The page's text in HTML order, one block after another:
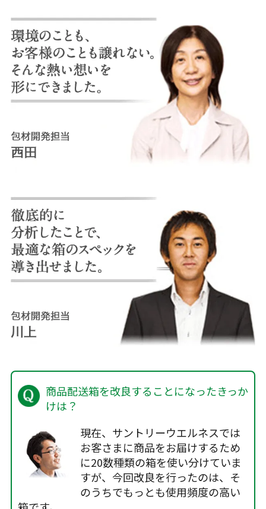
商品配送箱を改良することになったきっか
けは？
現在、サントリーウエルネスでは
お客さまに商品をお届けするため
に20数種類の箱を使い分けていま
すが、今回改良を行ったのは、そ
のうちでもっとも使用頻度の高い